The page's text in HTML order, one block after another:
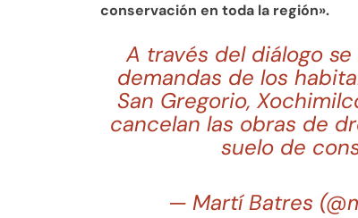
conservación en toda la región».
A través del diálogo
demandas de los
San Gregorio,
cancelan las obras de
suelo de
— Martí Batres